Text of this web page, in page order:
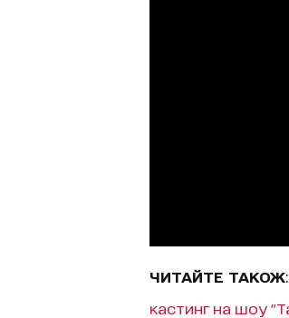
ЧИТАЙТЕ ТАКОЖ:
кастинг на шоу